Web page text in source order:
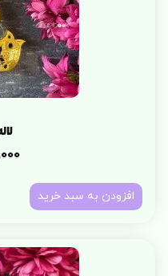
افزودن به سبد خرید